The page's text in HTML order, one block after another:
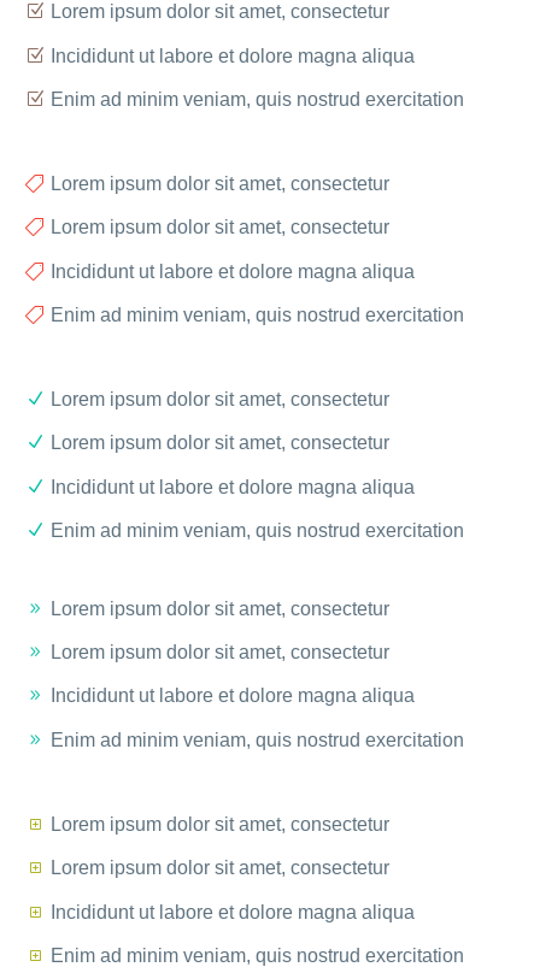
Lorem ipsum dolor sit amet, consectetur
Incididunt ut labore et dolore magna aliqua
Enim ad minim veniam, quis nostrud exercitation
Lorem ipsum dolor sit amet, consectetur
Lorem ipsum dolor sit amet, consectetur
Incididunt ut labore et dolore magna aliqua
Enim ad minim veniam, quis nostrud exercitation
Lorem ipsum dolor sit amet, consectetur
Lorem ipsum dolor sit amet, consectetur
Incididunt ut labore et dolore magna aliqua
Enim ad minim veniam, quis nostrud exercitation
Lorem ipsum dolor sit amet, consectetur
Lorem ipsum dolor sit amet, consectetur
Incididunt ut labore et dolore magna aliqua
Enim ad minim veniam, quis nostrud exercitation
Lorem ipsum dolor sit amet, consectetur
Lorem ipsum dolor sit amet, consectetur
Incididunt ut labore et dolore magna aliqua
Enim ad minim veniam, quis nostrud exercitation